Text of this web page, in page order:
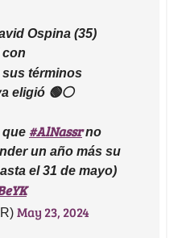
Ospina (35)
con
términos
eligió 🟢⚪️
que #AlNassrno
un año más su
el 31 de mayo)
May 23, 2024